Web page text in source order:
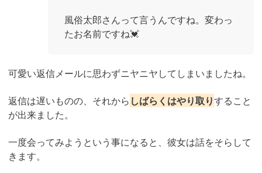
風俗太郎さんって言うんですね。変わっ
たお名前ですね💓
可愛い返信メールに思わずニヤニヤしてしまいましたね。
返信は遅いものの、それから しばらくはやり取りすること
が出来ました。
一度会ってみようという事になると、彼女は話をそらして
きます。